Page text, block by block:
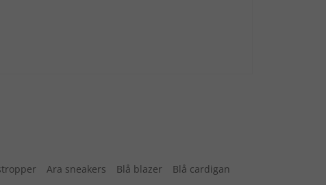
Ara sneakers Blå blazer Blå cardigan